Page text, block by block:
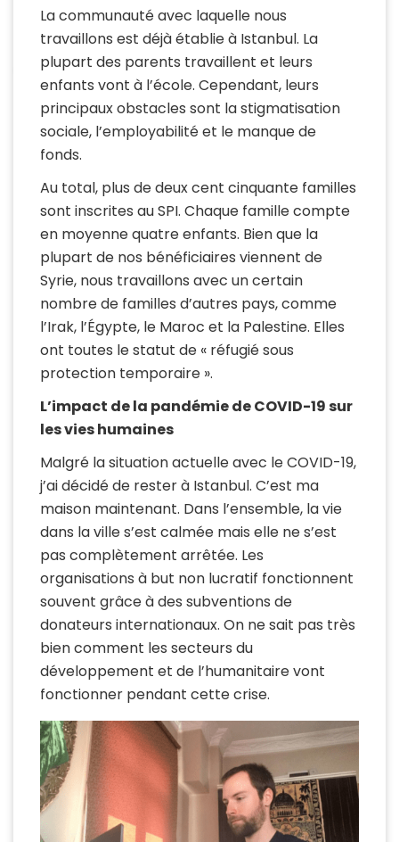
La communauté avec laquelle nous
travaillons est déjà établie à Istanbul. La
plupart des parents travaillent et leurs
enfants vont à l’école. Cependant, leurs
principaux obstacles sont la stigmatisation
sociale, l’employabilité et le manque de
fonds.
Au total, plus de deux cent cinquante familles
sont inscrites au SPI. Chaque famille compte
en moyenne quatre enfants. Bien que la
plupart de nos bénéficiaires viennent de
Syrie, nous travaillons avec un certain
nombre de familles d’autres pays, comme
l’Irak, l’Égypte, le Maroc et la Palestine. Elles
ont toutes le statut de « réfugié sous
protection temporaire ».
L’impact de la pandémie de COVID-19 sur
les vies humaines
Malgré la situation actuelle avec le COVID-19,
j’ai décidé de rester à Istanbul. C’est ma
maison maintenant. Dans l’ensemble, la vie
dans la ville s’est calmée mais elle ne s’est
pas complètement arrêtée. Les
organisations à but non lucratif fonctionnent
souvent grâce à des subventions de
donateurs internationaux. On ne sait pas très
bien comment les secteurs du
développement et de l’humanitaire vont
fonctionner pendant cette crise.